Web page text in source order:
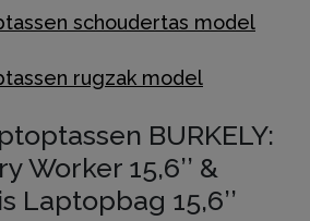
schoudertas model
rugzak model
BURKELY:
Worker 15,6’’ &
Laptopbag 15,6’’